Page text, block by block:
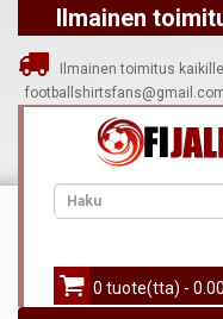
Ilmainen
Ilmainen toimitus
0 tuote(tta) -